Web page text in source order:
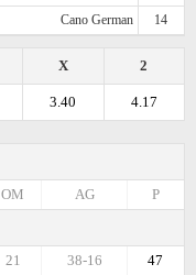
Cano German 14
2
X
4.17
3.40
P
AG
OM
47
38-16
21